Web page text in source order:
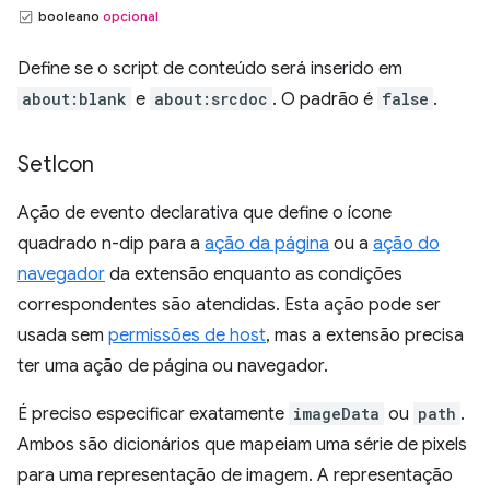
booleano opcional
Define se o script de conteúdo será inserido em
about:blank e about:srcdoc . O padrão é false .
SetIcon
Ação de evento declarativa que define o ícone
quadrado n-dip para a ação da página ou a ação do
navegador da extensão enquanto as condições
correspondentes são atendidas. Esta ação pode ser
usada sem permissões de host, mas a extensão precisa
ter uma ação de página ou navegador.
É preciso especificar exatamente imageData ou path .
Ambos são dicionários que mapeiam uma série de pixels
para uma representação de imagem. A representação